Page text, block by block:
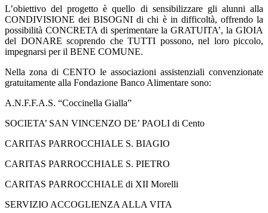
L’obiettivo del progetto è quello di sensibilizzare gli alunni alla
CONDIVISIONE dei BISOGNI di chi è in difficoltà, offrendo la
possibilità CONCRETA di sperimentare la GRATUITA’, la GIOIA
del DONARE scoprendo che TUTTI possono, nel loro piccolo,
impegnarsi per il BENE COMUNE.
Nella zona di CENTO le associazioni assistenziali convenzionate
gratuitamente alla Fondazione Banco Alimentare sono:
A.N.F.F.A.S. “Coccinella Gialla”
SOCIETA’ SAN VINCENZO DE’ PAOLI di Cento
CARITAS PARROCCHIALE S. BIAGIO
CARITAS PARROCCHIALE S. PIETRO
CARITAS PARROCCHIALE di XII Morelli
SERVIZIO ACCOGLIENZA ALLA VITA